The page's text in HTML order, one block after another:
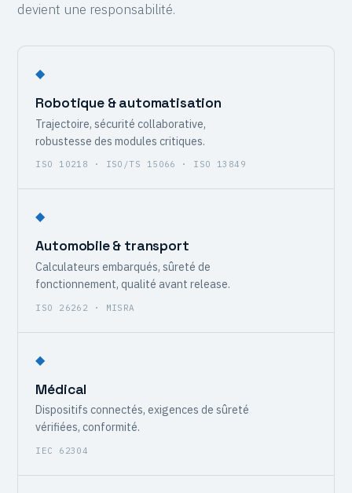
devient une responsabilité.
◆
Robotique & automatisation
Trajectoire, sécurité collaborative,
robustesse des modules critiques.
ISO 10218 · ISO/TS 15066 · ISO 13849
◆
Automobile & transport
Calculateurs embarqués, sûreté de
fonctionnement, qualité avant release.
ISO 26262 · MISRA
◆
Médical
Dispositifs connectés, exigences de sûreté
vérifiées, conformité.
IEC 62304